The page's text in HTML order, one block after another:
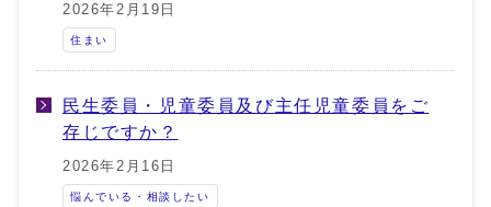
2026年2月19日
住まい
民生委員・児童委員及び主任児童委員をご
存じですか？
2026年2月16日
悩んでいる・相談したい